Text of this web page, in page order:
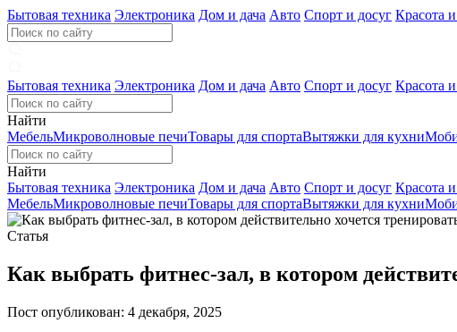
Бытовая техника Электроника Дом и дача Авто Спорт и досуг Красота
Бытовая техника Электроника Дом и дача Авто Спорт и досуг Красота
Найти
МебельМикроволновые печиТовары для спортаВытяжки для кухни
Найти
Бытовая техника Электроника Дом и дача Авто Спорт и досуг Красота
МебельМикроволновые печиТовары для спортаВытяжки для кухни
Статья
Как выбрать фитнес‑зал, в котором
Пост опубликован: 4 декабря, 2025